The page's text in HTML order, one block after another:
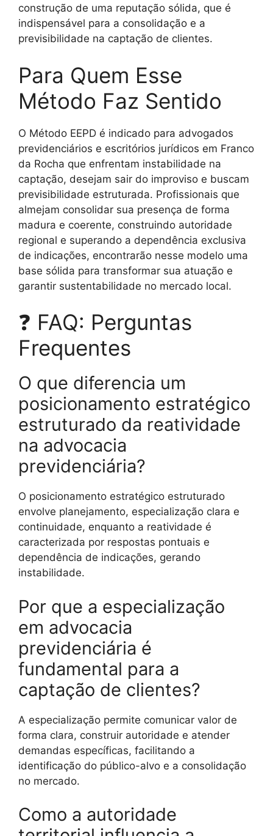
construção de uma reputação sólida, que é
indispensável para a consolidação e a
previsibilidade na captação de clientes.
Para Quem Esse
Método Faz Sentido
O Método EEPD é indicado para advogados
previdenciários e escritórios jurídicos em Franco
da Rocha que enfrentam instabilidade na
captação, desejam sair do improviso e buscam
previsibilidade estruturada. Profissionais que
almejam consolidar sua presença de forma
madura e coerente, construindo autoridade
regional e superando a dependência exclusiva
de indicações, encontrarão nesse modelo uma
base sólida para transformar sua atuação e
garantir sustentabilidade no mercado local.
❓ FAQ: Perguntas
Frequentes
O que diferencia um
posicionamento estratégico
estruturado da reatividade
na advocacia
previdenciária?
O posicionamento estratégico estruturado
envolve planejamento, especialização clara e
continuidade, enquanto a reatividade é
caracterizada por respostas pontuais e
dependência de indicações, gerando
instabilidade.
Por que a especialização
em advocacia
previdenciária é
fundamental para a
captação de clientes?
A especialização permite comunicar valor de
forma clara, construir autoridade e atender
demandas específicas, facilitando a
identificação do público-alvo e a consolidação
no mercado.
Como a autoridade